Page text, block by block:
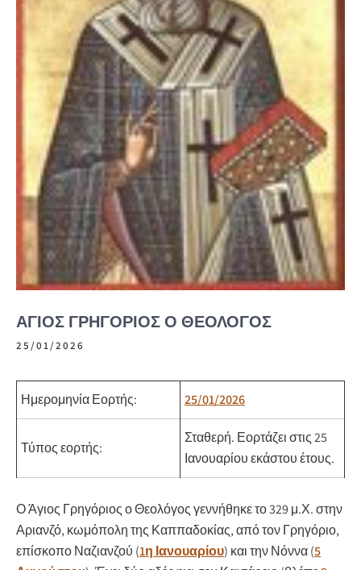
ΆΓΙΟΣ ΓΡΗΓΌΡΙΟΣ Ο ΘΕΟΛΌΓΟΣ
25/01/2026
Ημερομηνία Εορτής: 25/01/2026
Τύπος εορτής:
Σταθερή. Εορτάζει στις 25
Ιανουαρίου εκάστου έτους.
Ο Άγιος Γρηγόριος ο Θεολόγος γεννήθηκε το 329 μ.Χ. στην
Αριανζό, κωμόπολη της Καππαδοκίας, από τον Γρηγόριο,
επίσκοπο Ναζιανζού (1η Ιανουαρίου) και την Νόννα (5